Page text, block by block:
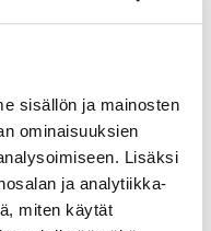
sisällön ja mainosten
ominaisuuksien
Lisäksi
ja analytiikka-
miten käytät
yhdessä
olemme
lähteneet mukaan
kokonaisbudjetti